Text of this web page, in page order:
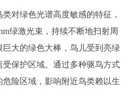
对绿色光谱高度敏感的特征，
绿激光束，持续不断地扫射周
大的绿色大棒，鸟儿受到亮绿
保护区域。通过多种驱鸟方式
险区域，影响附近鸟类赖以生